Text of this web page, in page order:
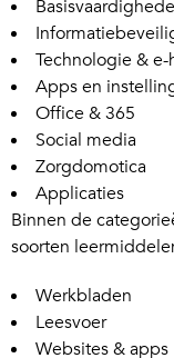
Technologie & e-
Apps en
Office & 365
Social media
Zorgdomotica
Applicaties
Binnen de
soorten
Werkbladen
Leesvoer
Websites & apps